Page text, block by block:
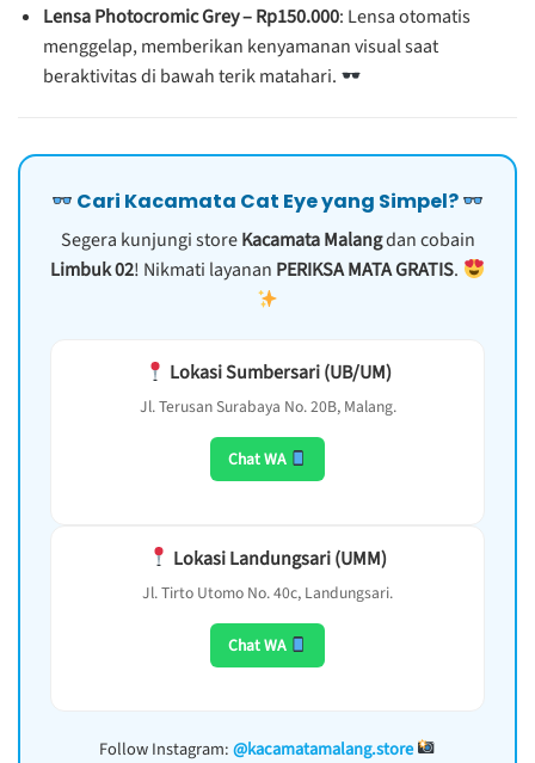
Lensa Photocromic Grey – Rp150.000: Lensa otomatis
menggelap, memberikan kenyamanan visual saat
beraktivitas di bawah terik matahari.
Cari Kacamata Cat Eye yang Simpel?
Segera kunjungi storeKacamata Malangdan cobain
Limbuk 02! Nikmati layanan PERIKSA MATA GRATIS.
Lokasi Sumbersari (UB/UM)
Jl. Terusan Surabaya No. 20B, Malang.
Chat WA
Lokasi Landungsari (UMM)
Jl. Tirto Utomo No. 40c, Landungsari.
Chat WA
Follow Instagram:@kacamatamalang.store